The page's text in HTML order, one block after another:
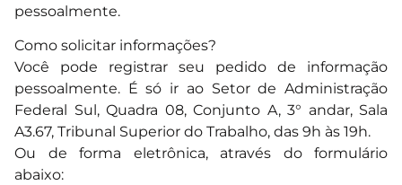
pessoalmente.
Como solicitar informações?
Você pode registrar seu pedido de informação
pessoalmente. É só ir ao Setor de Administração
Federal Sul, Quadra 08, Conjunto A, 3° andar, Sala
A3.67, Tribunal Superior do Trabalho, das 9h às 19h.
Ou de forma eletrônica, através do formulário
abaixo: